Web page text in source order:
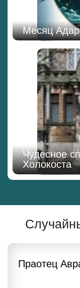
Месяц
Чудесное
Холокоста
Праотец